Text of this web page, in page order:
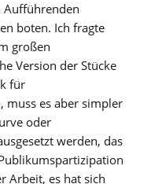
Aufführenden
boten. Ich fragte
großen
Version der Stücke
für
muss es aber simpler
oder
werden, das
Arbeit, es hat sich